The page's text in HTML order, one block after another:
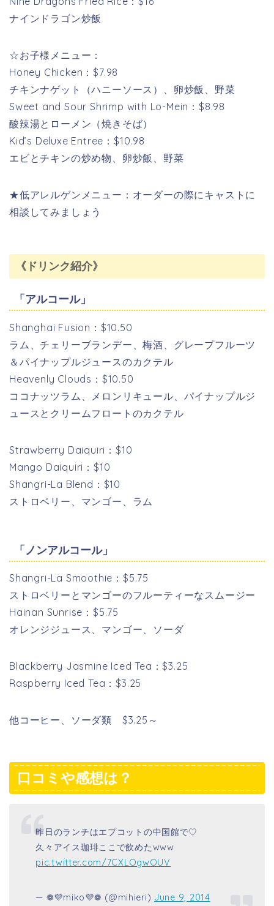
ナインドラゴン炒飯
☆お子様メニュー：
Honey Chicken：$7.98
チキンナゲット（ハニーソース）、卵炒飯、野菜
Sweet and Sour Shrimp with Lo-Mein：$8.98
酸辣湯とローメン（焼きそば）
Kid’s Deluxe Entree：$10.98
エビとチキンの炒め物、卵炒飯、野菜
★低アレルゲンメニュー：オーダーの際にキャストに
相談してみましょう
《ドリンク紹介》
「アルコール」
Shanghai Fusion：$10.50
ラム、チェリーブランデー、梅酒、グレープフルーツ
＆パイナップルジュースのカクテル
Heavenly Clouds：$10.50
ココナッツラム、メロンリキュール、パイナップルジ
ュースとクリームフロートのカクテル
Strawberry Daiquiri：$10
Mango Daiquiri：$10
Shangri-La Blend：$10
ストロベリー、マンゴー、ラム
「ノンアルコール」
Shangri-La Smoothie：$5.75
ストロベリーとマンゴーのフルーティーなスムージー
Hainan Sunrise：$5.75
オレンジジュース、マンゴー、ソーダ
Blackberry Jasmine Iced Tea：$3.25
Raspberry Iced Tea：$3.25
他コーヒー、ソーダ類 $3.25～
口コミや感想は？
昨日のランチはエプコットの中国館で♡
久々アイス珈琲ここで飲めたwww
pic.twitter.com/7CXLOgwOUV
— ❁💜miko💜❁ (@mihieri) June 9, 2014